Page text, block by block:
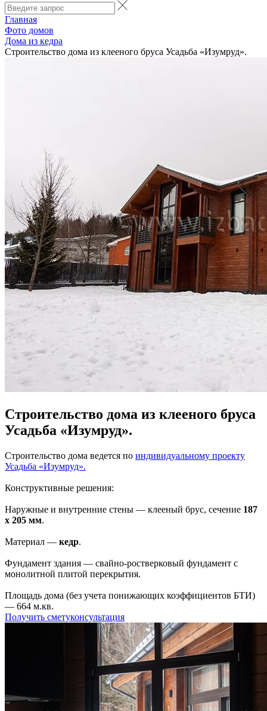
Главная
Фото домов
Дома из кедра
Строительство дома из клееного бруса Усадьба «Изумруд».
Строительство дома из клееного бруса
Усадьба «Изумруд».
Строительство дома ведется по индивидуальному проекту
Усадьба «Изумруд».
Конструктивные решения:
Наружные и внутренние стены ― клееный брус, сечение 187
х 205 мм.
Материал ― кедр.
Фундамент здания ― свайно-ростверковый фундамент с
монолитной плитой перекрытия.
Площадь дома (без учета понижающих коэффициентов БТИ)
― 664 м.кв.
Получить сметуконсультация